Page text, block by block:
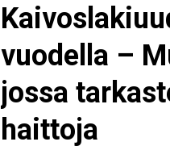
vuodella –
jossa
haittoja